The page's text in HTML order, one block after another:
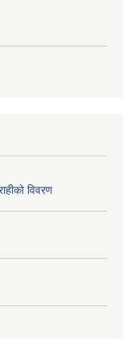
विवरण